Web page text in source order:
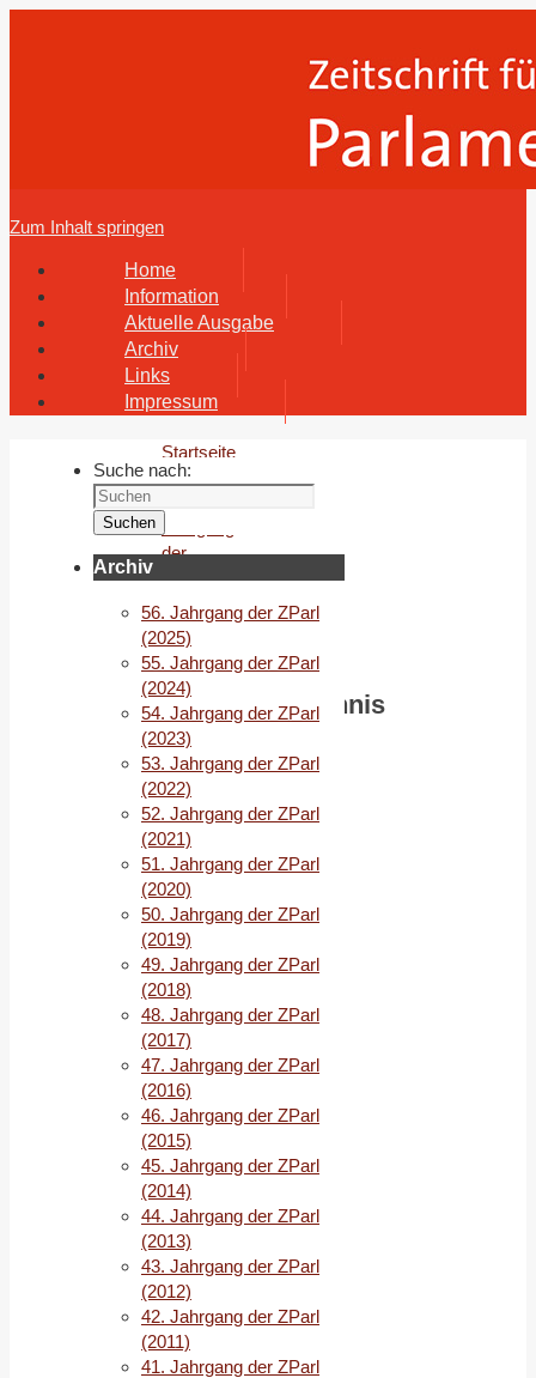
Zum Inhalt springen
Home
Information
Aktuelle Ausgabe
Archiv
Links
Impressum
Startseite
Archiv
Jahrgang
der
ZParl
(2021)
Inhaltsverzeichnis
2/2021
Inhaltsverzeichnis
2/2021
EDITORIAL
DOKUMENTATION
UND
ANALYSEN
Sieg
auf
ganzer
Linie
für
die
Demokraten?
Die
Wahlen
zum
US-
Kongress
vom
3.
November
2020
(Michael
Kolkmann
Suche nach:
Suchen
Archiv
56. Jahrgang der ZParl
(2025)
55. Jahrgang der ZParl
(2024)
54. Jahrgang der ZParl
(2023)
53. Jahrgang der ZParl
(2022)
52. Jahrgang der ZParl
(2021)
51. Jahrgang der ZParl
(2020)
50. Jahrgang der ZParl
(2019)
49. Jahrgang der ZParl
(2018)
48. Jahrgang der ZParl
(2017)
47. Jahrgang der ZParl
(2016)
46. Jahrgang der ZParl
(2015)
45. Jahrgang der ZParl
(2014)
44. Jahrgang der ZParl
(2013)
43. Jahrgang der ZParl
(2012)
42. Jahrgang der ZParl
(2011)
41. Jahrgang der ZParl